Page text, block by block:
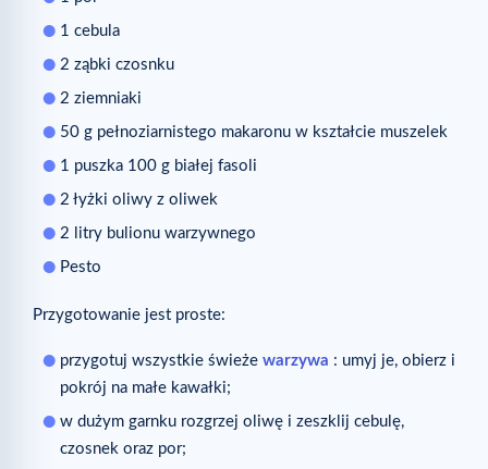
1 cebula
2 ząbki czosnku
2 ziemniaki
50 g pełnoziarnistego makaronu w kształcie muszelek
1 puszka 100 g białej fasoli
2 łyżki oliwy z oliwek
2 litry bulionu warzywnego
Pesto
Przygotowanie jest proste:
przygotuj wszystkie świeże warzywa : umyj je, obierz i
pokrój na małe kawałki;
w dużym garnku rozgrzej oliwę i zeszklij cebulę,
czosnek oraz por;